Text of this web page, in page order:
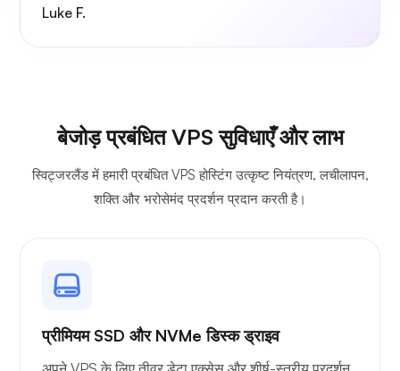
Luke F.
बेजोड़ प्रबंधित VPS सुविधाएँ और लाभ
स्विट्जरलैंड में हमारी प्रबंधित VPS होस्टिंग उत्कृष्ट नियंत्रण, लचीलापन,
शक्ति और भरोसेमंद प्रदर्शन प्रदान करती है।
प्रीमियम SSD और NVMe डिस्क ड्राइव